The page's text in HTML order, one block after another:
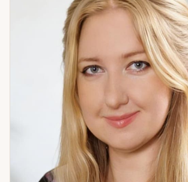
и успешной. Когда человек находит опору
весь мир откликается ему переменами.